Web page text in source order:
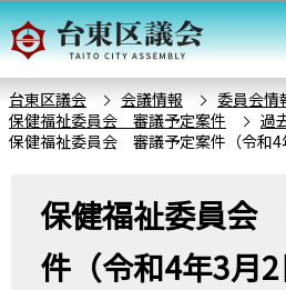
こ
の
ー
ジ
の
このページの本
台東区議会 会議情報 委員会情
保健福祉委員会 審議予定案件
過
保健福祉委員会 審議予定案件（令和4
保健福祉委員会
件（令和4年3月